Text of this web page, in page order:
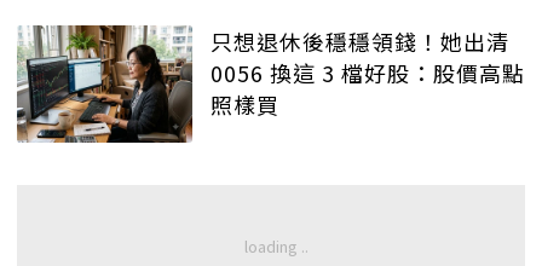
只想退休後穩穩領錢！她出清
0056 換這 3 檔好股：股價高點
照樣買